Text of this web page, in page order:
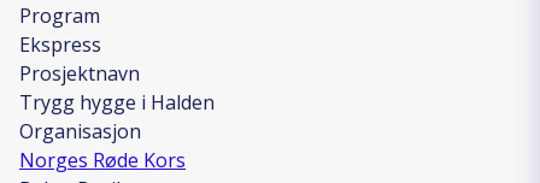
Program
Ekspress
Prosjektnavn
Trygg hygge i Halden
Organisasjon
Norges Røde Kors